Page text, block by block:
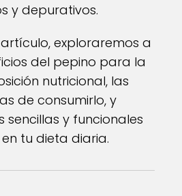
y depurativos.
artículo, exploraremos a
del pepino para la
nutricional, las
de consumirlo, y
y funcionales
tu dieta diaria.